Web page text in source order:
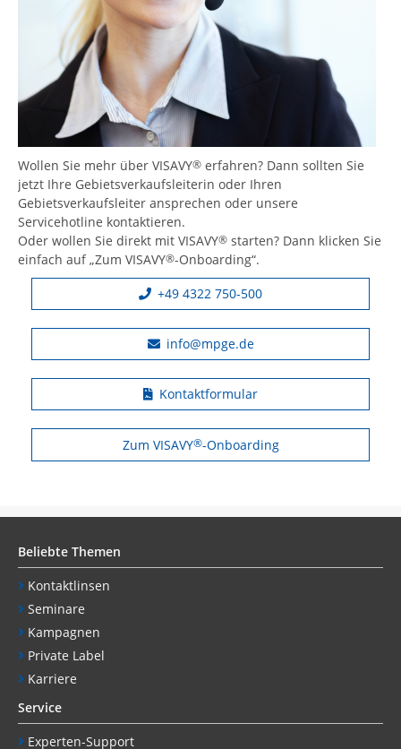
Wollen Sie mehr über VISAVY® erfahren? Dann sollten Sie
jetzt Ihre Gebietsverkaufsleiterin oder Ihren
Gebietsverkaufsleiter ansprechen oder unsere
Servicehotline kontaktieren.
Oder wollen Sie direkt mit VISAVY® starten? Dann klicken Sie
einfach auf „Zum VISAVY®-Onboarding“.
+49 4322 750-500
info@mpge.de
Kontaktformular
Zum VISAVY®-Onboarding
Beliebte Themen
Kontaktlinsen
Seminare
Kampagnen
Private Label
Karriere
Service
Experten-Support